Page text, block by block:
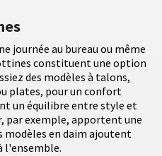
journée au bureau ou même
constituent une option
des modèles à talons,
plates, pour un confort
un équilibre entre style et
par exemple, apportent une
modèles en daim ajoutent
l'ensemble.